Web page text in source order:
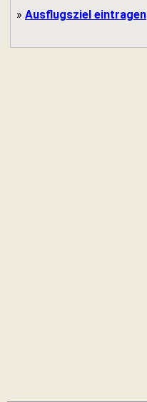
» Ausflugsziel eintragen